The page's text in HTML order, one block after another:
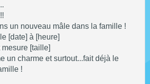
un nouveau mâle dans la famille !
[date] à [heure]
mesure [taille]
un charme et surtout...fait déjà le
!